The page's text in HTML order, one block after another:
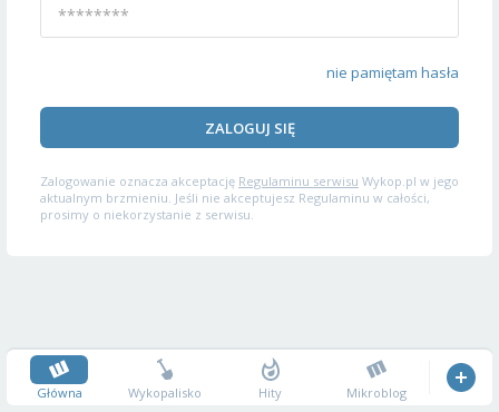
nie pamiętam hasła
ZALOGUJ SIĘ
Zalogowanie oznacza akceptację Regulaminu serwisu Wykop.pl w jego
aktualnym brzmieniu. Jeśli nie akceptujesz Regulaminu w całości,
prosimy o niekorzystanie z serwisu.
Główna Wykopalisko Hity Mikroblog